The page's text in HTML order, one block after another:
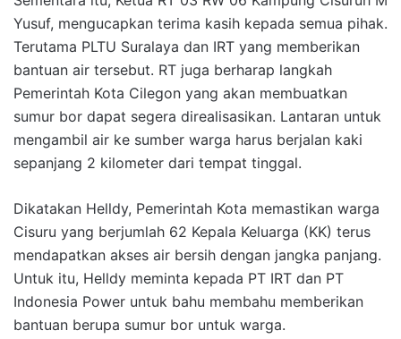
Yusuf, mengucapkan terima kasih kepada semua pihak.
Terutama PLTU Suralaya dan IRT yang memberikan
bantuan air tersebut. RT juga berharap langkah
Pemerintah Kota Cilegon yang akan membuatkan
sumur bor dapat segera direalisasikan. Lantaran untuk
mengambil air ke sumber warga harus berjalan kaki
sepanjang 2 kilometer dari tempat tinggal.
Dikatakan Helldy, Pemerintah Kota memastikan warga
Cisuru yang berjumlah 62 Kepala Keluarga (KK) terus
mendapatkan akses air bersih dengan jangka panjang.
Untuk itu, Helldy meminta kepada PT IRT dan PT
Indonesia Power untuk bahu membahu memberikan
bantuan berupa sumur bor untuk warga.